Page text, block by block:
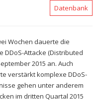
Datenbank
Wochen dauerte die
DDoS-Attacke (Distributed
2015 an. Auch
verstärkt komplexe DDoS-
gehen unter anderem
im dritten Quartal 2015